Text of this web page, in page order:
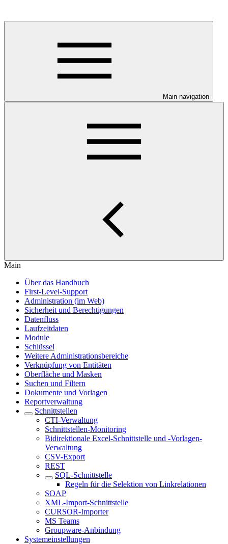
Main navigation
Main
Über das Handbuch
First-Level-Support
Administration (im Web)
Sicherheit und Berechtigungen
Datenfluss
Laufzeitdaten
Module
Schlüssel
Weitere Administrationsbereiche
Verknüpfung von Entitäten
Oberfläche und Masken
Suchen und Filtern
Dokumente und Vorlagen
Reportverwaltung
Schnittstellen
CTI-Verwaltung
Schnittstellen-Monitoring
Bidirektionale Excel-Schnittstelle und -Vorlagen-
Verwaltung
CSV-Export
REST
SQL-Schnittstelle
Regeln für die Selektion von Linkrelationen
SOAP
XML-Import-Schnittstelle
CURSOR-Importer
MS Teams
Groupware-Anbindung
Systemeinstellungen